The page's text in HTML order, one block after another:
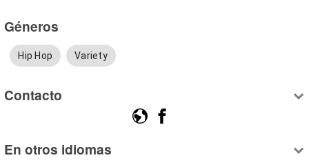
Géneros
Hip Hop Variety
Contacto
En otros idiomas